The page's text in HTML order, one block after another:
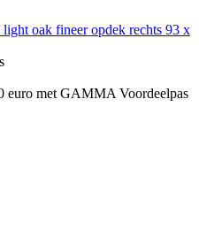
oak fineer opdek rechts 93 x
euro met GAMMA Voordeelpas